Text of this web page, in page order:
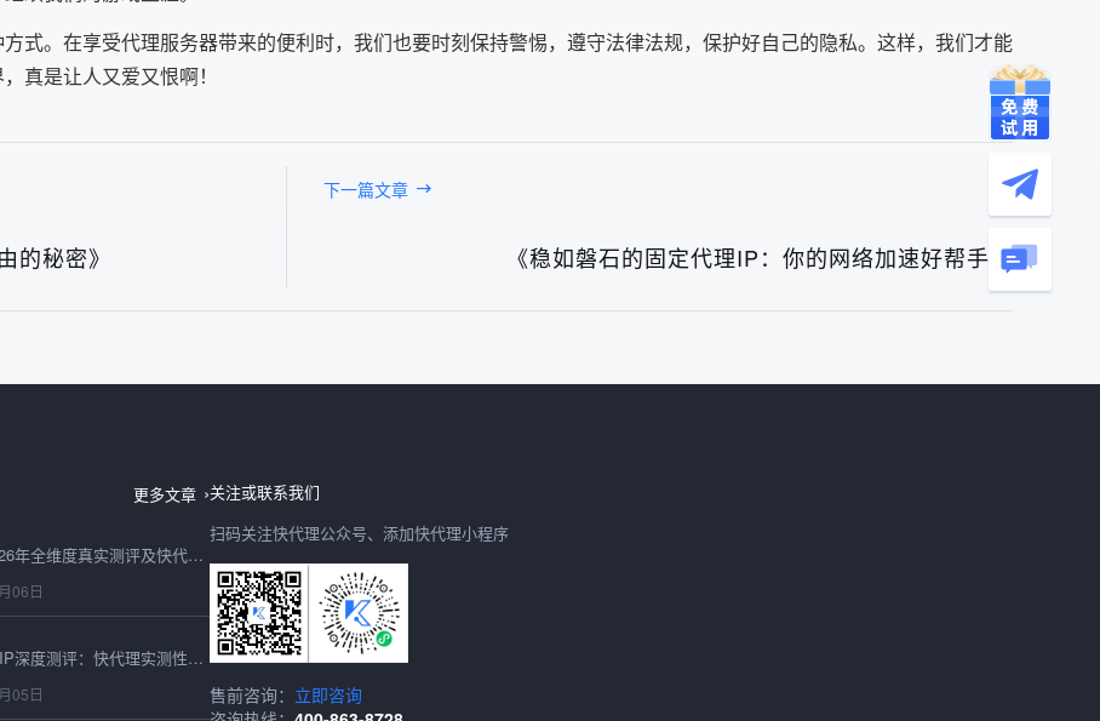
式。在享受代理服务器带来的便利时，我们也要时刻保持警惕，遵守法律法规，保护好自己的隐私。这样，我们才能
真是让人又爱又恨啊！
的秘密》
下一篇文章
《稳如磐石的固定代理IP：你的网络加速好帮手》
更多文章
06日
购买IP怎么选？2026年全维度真实测评及快代理合规选型避坑指南
06日
2026最新在线代理IP深度测评：快代理实测性能、稳定性与选型避坑全指南
05日
关注或联系我们
扫码关注快代理公众号、添加快代理小程序
售前咨询： 立即咨询